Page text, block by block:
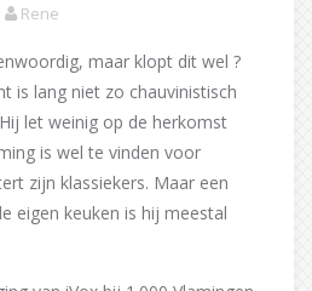
Rene
maar klopt dit wel ?
is lang niet zo chauvinistisch
let weinig op de herkomst
is wel te vinden voor
zijn klassiekers. Maar een
eigen keuken is hij meestal